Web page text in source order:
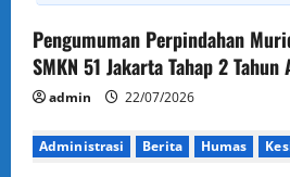
Pengumuman Perpindahan
SMKN 51 Jakarta Tahap 2
admin 22/07/2026
Administrasi Berita Humas